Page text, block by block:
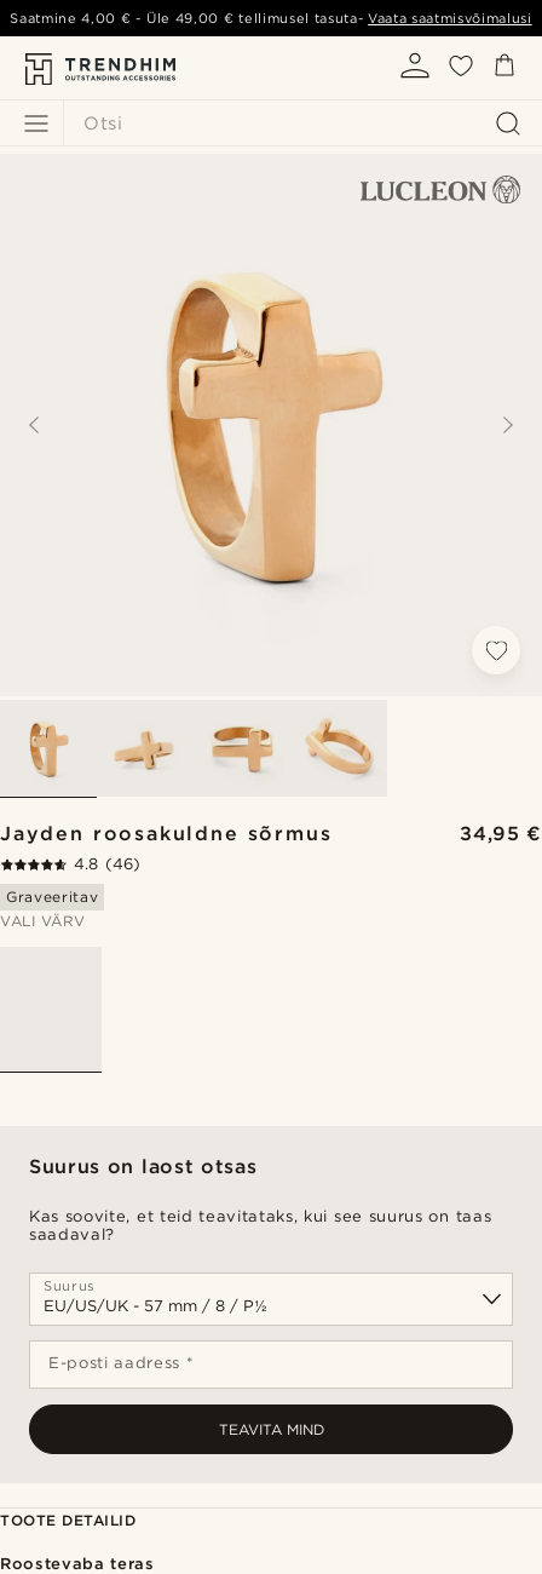
Otsi
Saatmine4,00 € - Üle 49,00 € tellimusel tasuta-Vaata saatmisvõimalusi
Jayden roosakuldne sõrmus 34,95 €
4.8 (46)
Graveeritav
VALI VÄRV
Suurus on laost otsas
Kas soovite, et teid teavitataks, kui see suurus on taas
saadaval?
Suurus
E-posti aadress *
TEAVITA MIND
TOOTE DETAILID
Roostevaba teras